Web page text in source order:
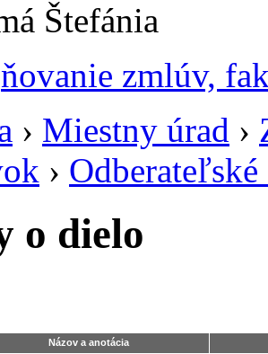
Štefánia
zmlúv,
› Miestny úrad ›
›
o dielo
Názov a anotácia